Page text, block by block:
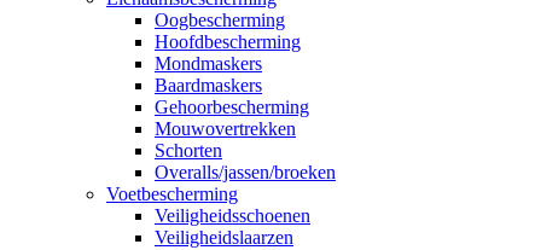
Oogbescherming
Hoofdbescherming
Mondmaskers
Baardmaskers
Gehoorbescherming
Mouwovertrekken
Schorten
Overalls/jassen/broeken
Voetbescherming
Veiligheidsschoenen
Veiligheidslaarzen